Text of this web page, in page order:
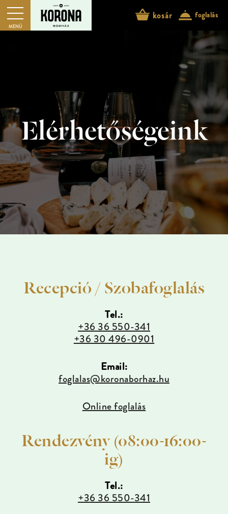
MENÜ
kosár foglalás
Elérhetőségeink
Recepció / Szobafoglalás
Tel.:
+36 36 550-341
+36 30 496-0901
Email:
foglalas@koronaborhaz.hu
Online foglalás
Rendezvény (08:00-16:00-
ig)
Tel.:
+36 36 550-341